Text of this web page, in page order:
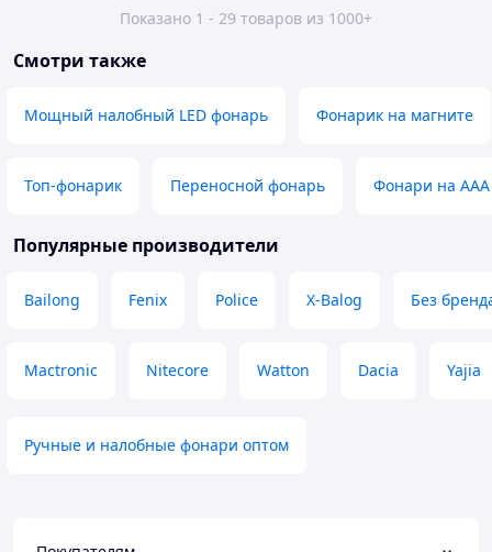
Показано 1 - 29 товаров из 1000+
Смотри также
Мощный налобный LED фонарь Фонарик на магните
Топ-фонарик Переносной фонарь Фонари на ААА
Популярные производители
Bailong Fenix Police X-Balog Без
Mactronic Nitecore Watton Dacia Yajia
Ручные и налобные фонари оптом